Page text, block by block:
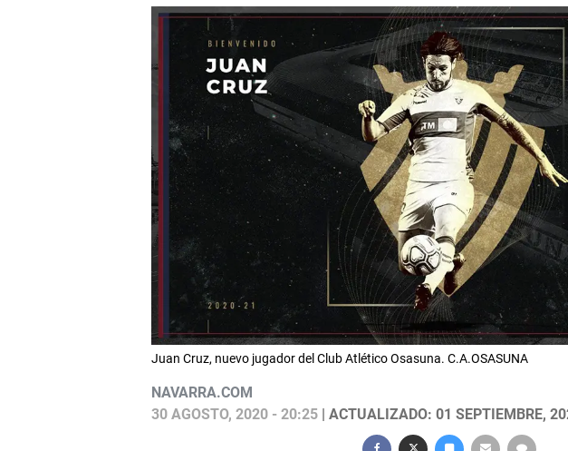
Juan Cruz, nuevo jugador del Club Atlético Osasuna. C.A.OSASUNA
NAVARRA.COM
30 AGOSTO, 2020 - 20:25| ACTUALIZADO: 01 SEPTIEMBRE,